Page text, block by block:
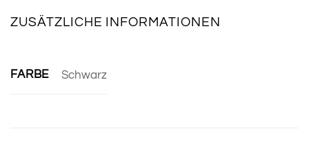
ZUSÄTZLICHE INFORMATIONEN
FARBE Schwarz